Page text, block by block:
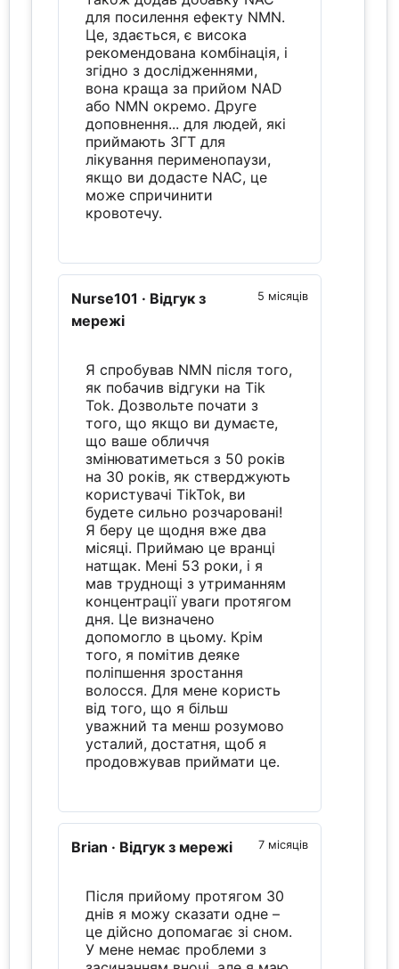
для посилення ефекту NMN.
Це, здається, є висока
рекомендована комбінація, і
згідно з дослідженнями,
вона краща за прийом NAD
або NMN окремо. Друге
доповнення... для людей, які
приймають ЗГТ для
лікування перименопаузи,
якщо ви додасте NAC, це
може спричинити
кровотечу.
5 місяців
Nurse101 · Відгук з
мережі
Я спробував NMN після того,
як побачив відгуки на Tik
Tok. Дозвольте почати з
того, що якщо ви думаєте,
що ваше обличчя
змінюватиметься з 50 років
на 30 років, як стверджують
користувачі TikTok, ви
будете сильно розчаровані!
Я беру це щодня вже два
місяці. Приймаю це вранці
натщак. Мені 53 роки, і я
мав труднощі з утриманням
концентрації уваги протягом
дня. Це визначено
допомогло в цьому. Крім
того, я помітив деяке
поліпшення зростання
волосся. Для мене користь
від того, що я більш
уважний та менш розумово
усталий, достатня, щоб я
продовжував приймати це.
7 місяців
Brian · Відгук з мережі
Після прийому протягом 30
днів я можу сказати одне –
це дійсно допомагає зі сном.
У мене немає проблеми з